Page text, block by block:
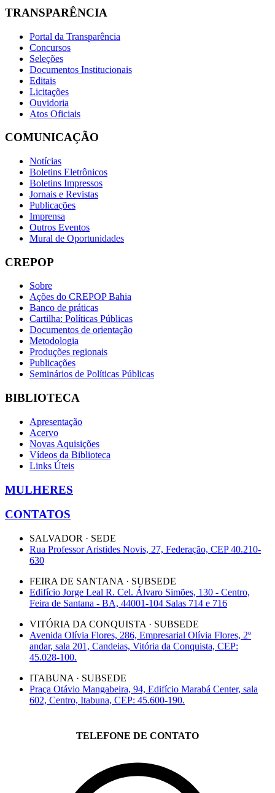
TRANSPARÊNCIA
Portal da Transparência
Concursos
Seleções
Documentos Institucionais
Editais
Licitações
Ouvidoria
Atos Oficiais
COMUNICAÇÃO
Notícias
Boletins Eletrônicos
Boletins Impressos
Jornais e Revistas
Publicações
Imprensa
Outros Eventos
Mural de Oportunidades
CREPOP
Sobre
Ações do CREPOP Bahia
Banco de práticas
Cartilha: Políticas Públicas
Documentos de orientação
Metodologia
Produções regionais
Publicações
Seminários de Políticas Públicas
BIBLIOTECA
Apresentação
Acervo
Novas Aquisições
Vídeos da Biblioteca
Links Úteis
MULHERES
CONTATOS
SALVADOR · SEDE
Rua Professor Aristides Novis, 27, Federação, CEP 40.210-
630
FEIRA DE SANTANA · SUBSEDE
Edifício Jorge Leal R. Cel. Álvaro Simões, 130 - Centro,
Feira de Santana - BA, 44001-104 Salas 714 e 716
VITÓRIA DA CONQUISTA · SUBSEDE
Avenida Olívia Flores, 286, Empresarial Olívia Flores, 2º
andar, sala 201, Candeias, Vitória da Conquista, CEP:
45.028-100.
ITABUNA · SUBSEDE
Praça Otávio Mangabeira, 94, Edifício Marabá Center, sala
602, Centro, Itabuna, CEP: 45.600-190.
TELEFONE DE CONTATO